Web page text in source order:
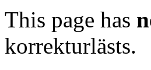
This page has
korrekturlästs.